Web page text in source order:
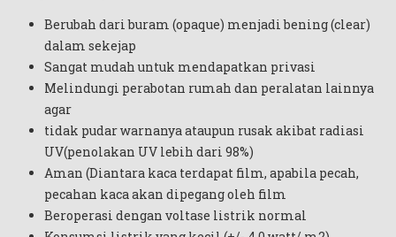
Berubah dari buram (opaque) menjadi bening (clear)
dalam sekejap
Sangat mudah untuk mendapatkan privasi
Melindungi perabotan rumah dan peralatan lainnya
agar
tidak pudar warnanya ataupun rusak akibat radiasi
UV(penolakan UV lebih dari 98%)
Aman (Diantara kaca terdapat film, apabila pecah,
pecahan kaca akan dipegang oleh film
Beroperasi dengan voltase listrik normal